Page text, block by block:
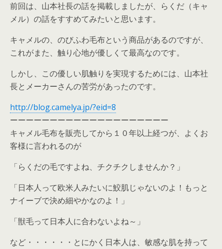
前回は、山本社長の話を掲載しましたが、らくだ（キャ
メル）の話をすすめてみたいと思います。
キャメルの、のびふわ毛布という商品があるのですが、
これがまた、触り心地が優しくて最高なのです。
しかし、この優しい肌触りを実現するためには、山本社
長とメーカーさんの苦労があったのです。
http://blog.camelya.jp/?eid=8
ーーーーーーーーーーーーーーーーーーーー
キャメル毛布を販売してから１０年以上経つが、よくお
客様に言われるのが
「らくだの毛ですよね、チクチクしませんか？」
「日本人って欧米人みたいに鮫肌じゃないのよ！もっと
ナイーブで決め細やかなのよ！」
「獣毛って日本人に合わないよね～」
など・・・・・・とにかく日本人は、敏感な肌を持って